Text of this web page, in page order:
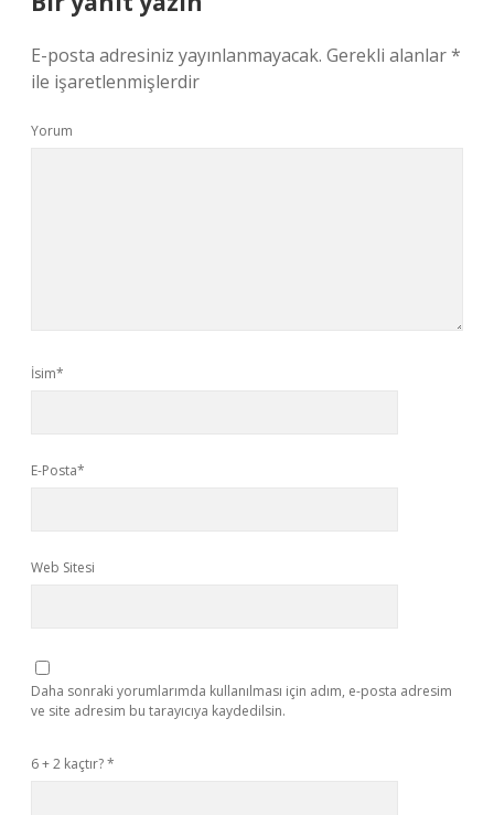
E-posta adresiniz yayınlanmayacak. Gerekli alanlar*
ile işaretlenmişlerdir
Yorum
İsim*
E-Posta*
Web Sitesi
Daha sonraki yorumlarımda kullanılması için adım, e-posta adresim
ve site adresim bu tarayıcıya kaydedilsin.
6 + 2 kaçtır?*